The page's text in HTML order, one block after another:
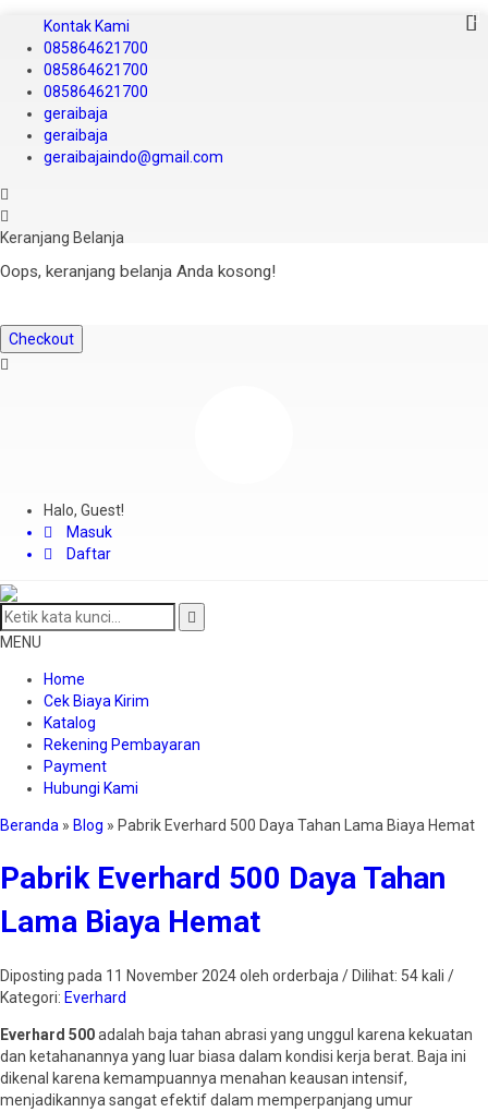
Kontak Kami
085864621700
085864621700
085864621700
geraibaja
geraibaja
geraibajaindo@gmail.com
Keranjang Belanja
Oops, keranjang belanja Anda kosong!
Checkout
Halo, Guest!
Masuk
Daftar
MENU
Home
Cek Biaya Kirim
Katalog
Rekening Pembayaran
Payment
Hubungi Kami
Beranda » Blog » Pabrik Everhard 500 Daya Tahan Lama Biaya Hemat
Pabrik Everhard 500 Daya Tahan
Lama Biaya Hemat
Diposting pada 11 November 2024 oleh orderbaja / Dilihat: 54 kali /
Kategori: Everhard
Everhard 500adalah baja tahan abrasi yang unggul karena kekuatan
dan ketahanannya yang luar biasa dalam kondisi kerja berat. Baja ini
dikenal karena kemampuannya menahan keausan intensif,
menjadikannya sangat efektif dalam memperpanjang umur